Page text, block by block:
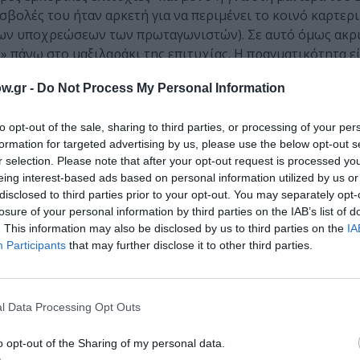
- Do Not Process My Personal Information
opt-out of the sale, sharing to third parties, or processing of your
for targeted advertising by us, please use the below opt-out
selection. Please note that after your opt-out request is processed
interest-based ads based on personal information utilized by us
to third parties prior to your opt-out. You may separately
of your personal information by third parties on the IAB’s list of
This information may also be disclosed by us to third parties on the
Participants that may further disclose it to other third parties.
Data Processing Opt Outs
opt-out of the Sharing of my personal data.
του ήταν αρκετή για να περιμένει το κοινό
υποχρεώσεων των πρωταγωνιστών). Σε αυτό όμως
πάνω στο μαξιλαράκι της επιτυχίας. Η πραγματικότητα
πρόχειρη, κακογραμμένη σειρά που δεν ξέρει τι
σειρά από φαινομενικά αταίριαστα παράλληλα
ευφυούς μεθόδου του αντικοινωνικού ντεντέκτιβ.
ασχέτως αν ο αυθεντικός λογοτεχνικός
κάθε φορά το ίδιο το επεισόδιο, μπλοφάροντας
παρατηρήθηκε πολύ πρόσφατα, οι δυο τελευταίοι
την ευφυία του και όλο και περισσότερο τις γροθιές
της ευφυίας από τους αντιπάλους του. Ο
αφορά και τον ίδιο ως ήρωα αλλά και την σειρά.